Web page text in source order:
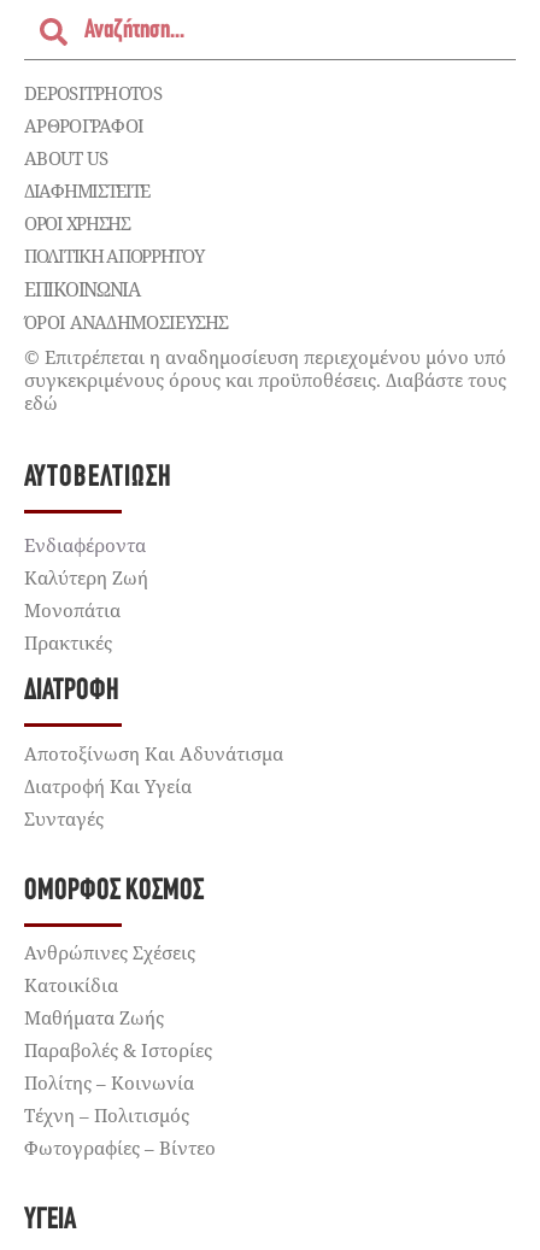
DEPOSITPHOTOS
ΑΡΘΡΟΓΡΑΦΟΙ
ABOUT US
ΔΙΑΦΗΜΙΣΤΕΊΤΕ
ΌΡΟΙ ΧΡΉΣΗΣ
ΠΟΛΙΤΙΚΉ ΑΠΟΡΡΉΤΟΥ
ΕΠΙΚΟΙΝΩΝΊΑ
ΌΡΟΙ ΑΝΑΔΗΜΟΣΙΕΥΣΗΣ
© Επιτρέπεται η αναδημοσίευση περιεχομένου μόνο υπό
συγκεκριμένους όρους και προϋποθέσεις. Διαβάστε τους
εδώ
ΑΥΤΟΒΕΛΤΊΩΣΗ
Ενδιαφέροντα
Καλύτερη Ζωή
Μονοπάτια
Πρακτικές
ΔΙΑΤΡΟΦΉ
Αποτοξίνωση Και Αδυνάτισμα
Διατροφή Και Υγεία
Συνταγές
ΌΜΟΡΦΟΣ ΚΌΣΜΟΣ
Ανθρώπινες Σχέσεις
Κατοικίδια
Μαθήματα Ζωής
Παραβολές & Ιστορίες
Πολίτης – Κοινωνία
Τέχνη – Πολιτισμός
Φωτογραφίες – Βίντεο
ΥΓΕΊΑ